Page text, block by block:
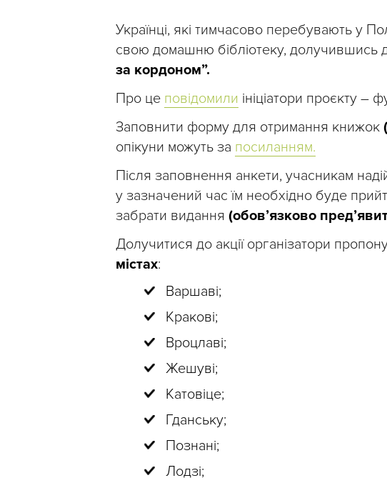
Українці, які тимчасово перебувають у
свою домашню бібліотеку, долучившись
за кордоном”.
Про це повідомили ініціатори проєкту –
Заповнити форму для отримання книжок
опікуни можуть за посиланням.
Після заповнення анкети, учасникам
у зазначений час їм необхідно буде
забрати видання (обов’язково
Долучитися до акції організатори
містах:
Варшаві;
Кракові;
Вроцлаві;
Жешуві;
Катовіце;
Гданську;
Познані;
Лодзі;